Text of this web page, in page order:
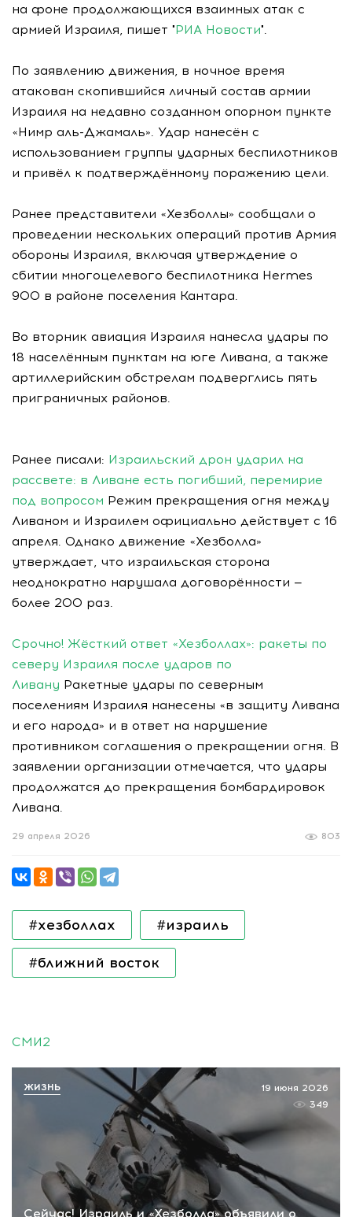
на фоне продолжающихся взаимных атак с
армией Израиля, пишет "РИА Новости".
По заявлению движения, в ночное время
атакован скопившийся личный состав армии
Израиля на недавно созданном опорном пункте
«Нимр аль-Джамаль». Удар нанесён с
использованием группы ударных беспилотников
и привёл к подтверждённому поражению цели.
Ранее представители «Хезболлы» сообщали о
проведении нескольких операций против Армия
обороны Израиля, включая утверждение о
сбитии многоцелевого беспилотника Hermes
900 в районе поселения Кантара.
Во вторник авиация Израиля нанесла удары по
18 населённым пунктам на юге Ливана, а также
артиллерийским обстрелам подверглись пять
приграничных районов.
Ранее писали: Израильский дрон ударил на
рассвете: в Ливане есть погибший, перемирие
под вопросом Режим прекращения огня между
Ливаном и Израилем официально действует с 16
апреля. Однако движение «Хезболла»
утверждает, что израильская сторона
неоднократно нарушала договорённости —
более 200 раз.
Срочно! Жёсткий ответ «Хезболлах»: ракеты по
северу Израиля после ударов по
Ливану Ракетные удары по северным
поселениям Израиля нанесены «в защиту Ливана
и его народа» и в ответ на нарушение
противником соглашения о прекращении огня. В
заявлении организации отмечается, что удары
продолжатся до прекращения бомбардировок
Ливана.
803
29 апреля 2026
#хезболлах #израиль
#ближний восток
СМИ2
Сейчас! Израиль и «Хезболла» объявили о
19 июня 2026
349
ЖИЗНЬ